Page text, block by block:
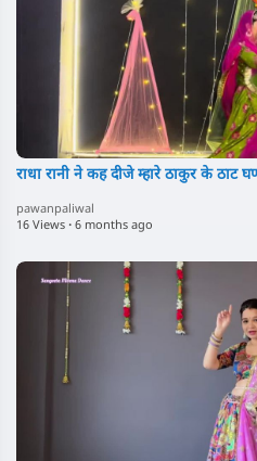
राधा रानी ने कह दीजे म्हारे ठाकुर के ठाट
pawanpaliwal
16 Views · 6 months ago